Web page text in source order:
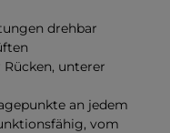
drehbar
Rücken, unterer
an jedem
vom